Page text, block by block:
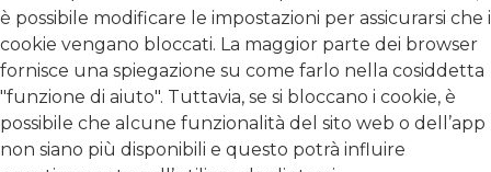
è possibile modificare le impostazioni per assicurarsi che i
cookie vengano bloccati. La maggior parte dei browser
fornisce una spiegazione su come farlo nella cosiddetta
"funzione di aiuto". Tuttavia, se si bloccano i cookie, è
possibile che alcune funzionalità del sito web o dell’app
non siano più disponibili e questo potrà influire